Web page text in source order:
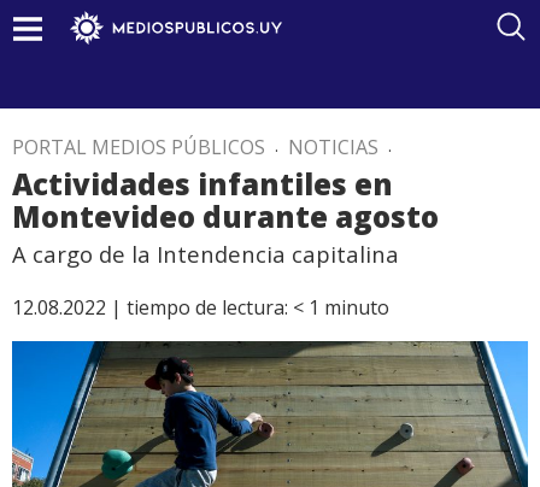
PORTAL MEDIOS PÚBLICOS . NOTICIAS .
Actividades infantiles en
Montevideo durante agosto
A cargo de la Intendencia capitalina
12.08.2022 | tiempo de lectura: < 1 minuto